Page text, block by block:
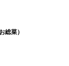
総菜）